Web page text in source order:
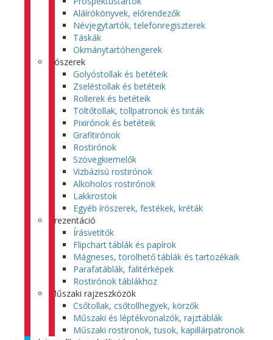
Aláírókönyvek, előrendezők
Névjegytartók, telefonregiszterek
Táskák
Okmánytartóhengerek
Írószerek
Golyóstollak és betéteik
Zseléstollak és betéteik
Rollerek és betéteik
Töltőtollak, tollpatronok és tinták
Pixirónok és betéteik
Grafitirónok
Rostirónok
Szövegkiemelők
Vizbázisú rostirónok
Alkoholos rostirónok
Lakkrostok
Egyéb írószerek, festékek, kréták
Prezentáció
Írásvetítők
Flipchart táblák és papírok
Mágneses, törölhető táblák és tartozékaik
Parafatáblák, falitérképek
Rostirónok táblákhoz
Műszaki rajzeszközök
Csőtollak, csőtollhegyek, körzők
Műszaki és léptékvonalzók, rajztáblák
Műszaki rostironok, tusok, kapillárpatronok